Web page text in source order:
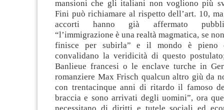
mansioni che gli italiani non vogliono più
Fini può richiamare al rispetto dell’art. 10,
accorti hanno già affermato
“l’immigrazione è una realtà magmatica, se
finisce per subirla” e il mondo è pieno
convalidano la veridicità di questo
Banlieue francesi o le enclave turche in
romanziere Max Frisch qualcun altro giù da
con trentacinque anni di ritardo il famoso
braccia e sono arrivati degli uomini”, ora